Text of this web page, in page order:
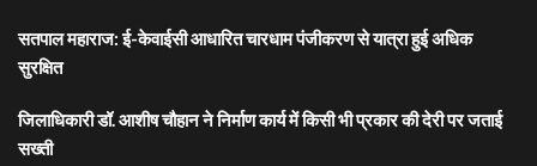
सतपाल महाराज: ई-केवाईसी आधारित चारधाम पंजीकरण से यात्रा हुई अधिक
सुरक्षित
जिलाधिकारी डॉ. आशीष चौहान ने निर्माण कार्य में किसी भी प्रकार की देरी पर जताई
सख्ती